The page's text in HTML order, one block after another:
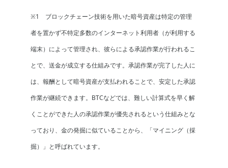
※1 ブロックチェーン技術を用いた暗号資産は特定の管理
者を置かず不特定多数のインターネット利用者（が利用する
端末）によって管理され、彼らによる承認作業が行われるこ
とで、送金が成立する仕組みです。承認作業が完了した人に
は、報酬として暗号資産が支払われることで、安定した承認
作業が継続できます。BTCなどでは、難しい計算式を早く解
くことができた人の承認作業が優先されるという仕組みとな
っており、金の発掘に似ていることから、「マイニング（採
掘）」と呼ばれています。